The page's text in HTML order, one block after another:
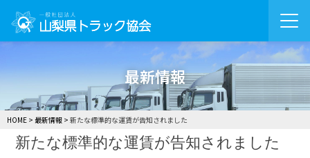
最新情報
HOME 最新情報 新たな標準的な運賃が告知されました
新たな標準的な運賃が告知されました